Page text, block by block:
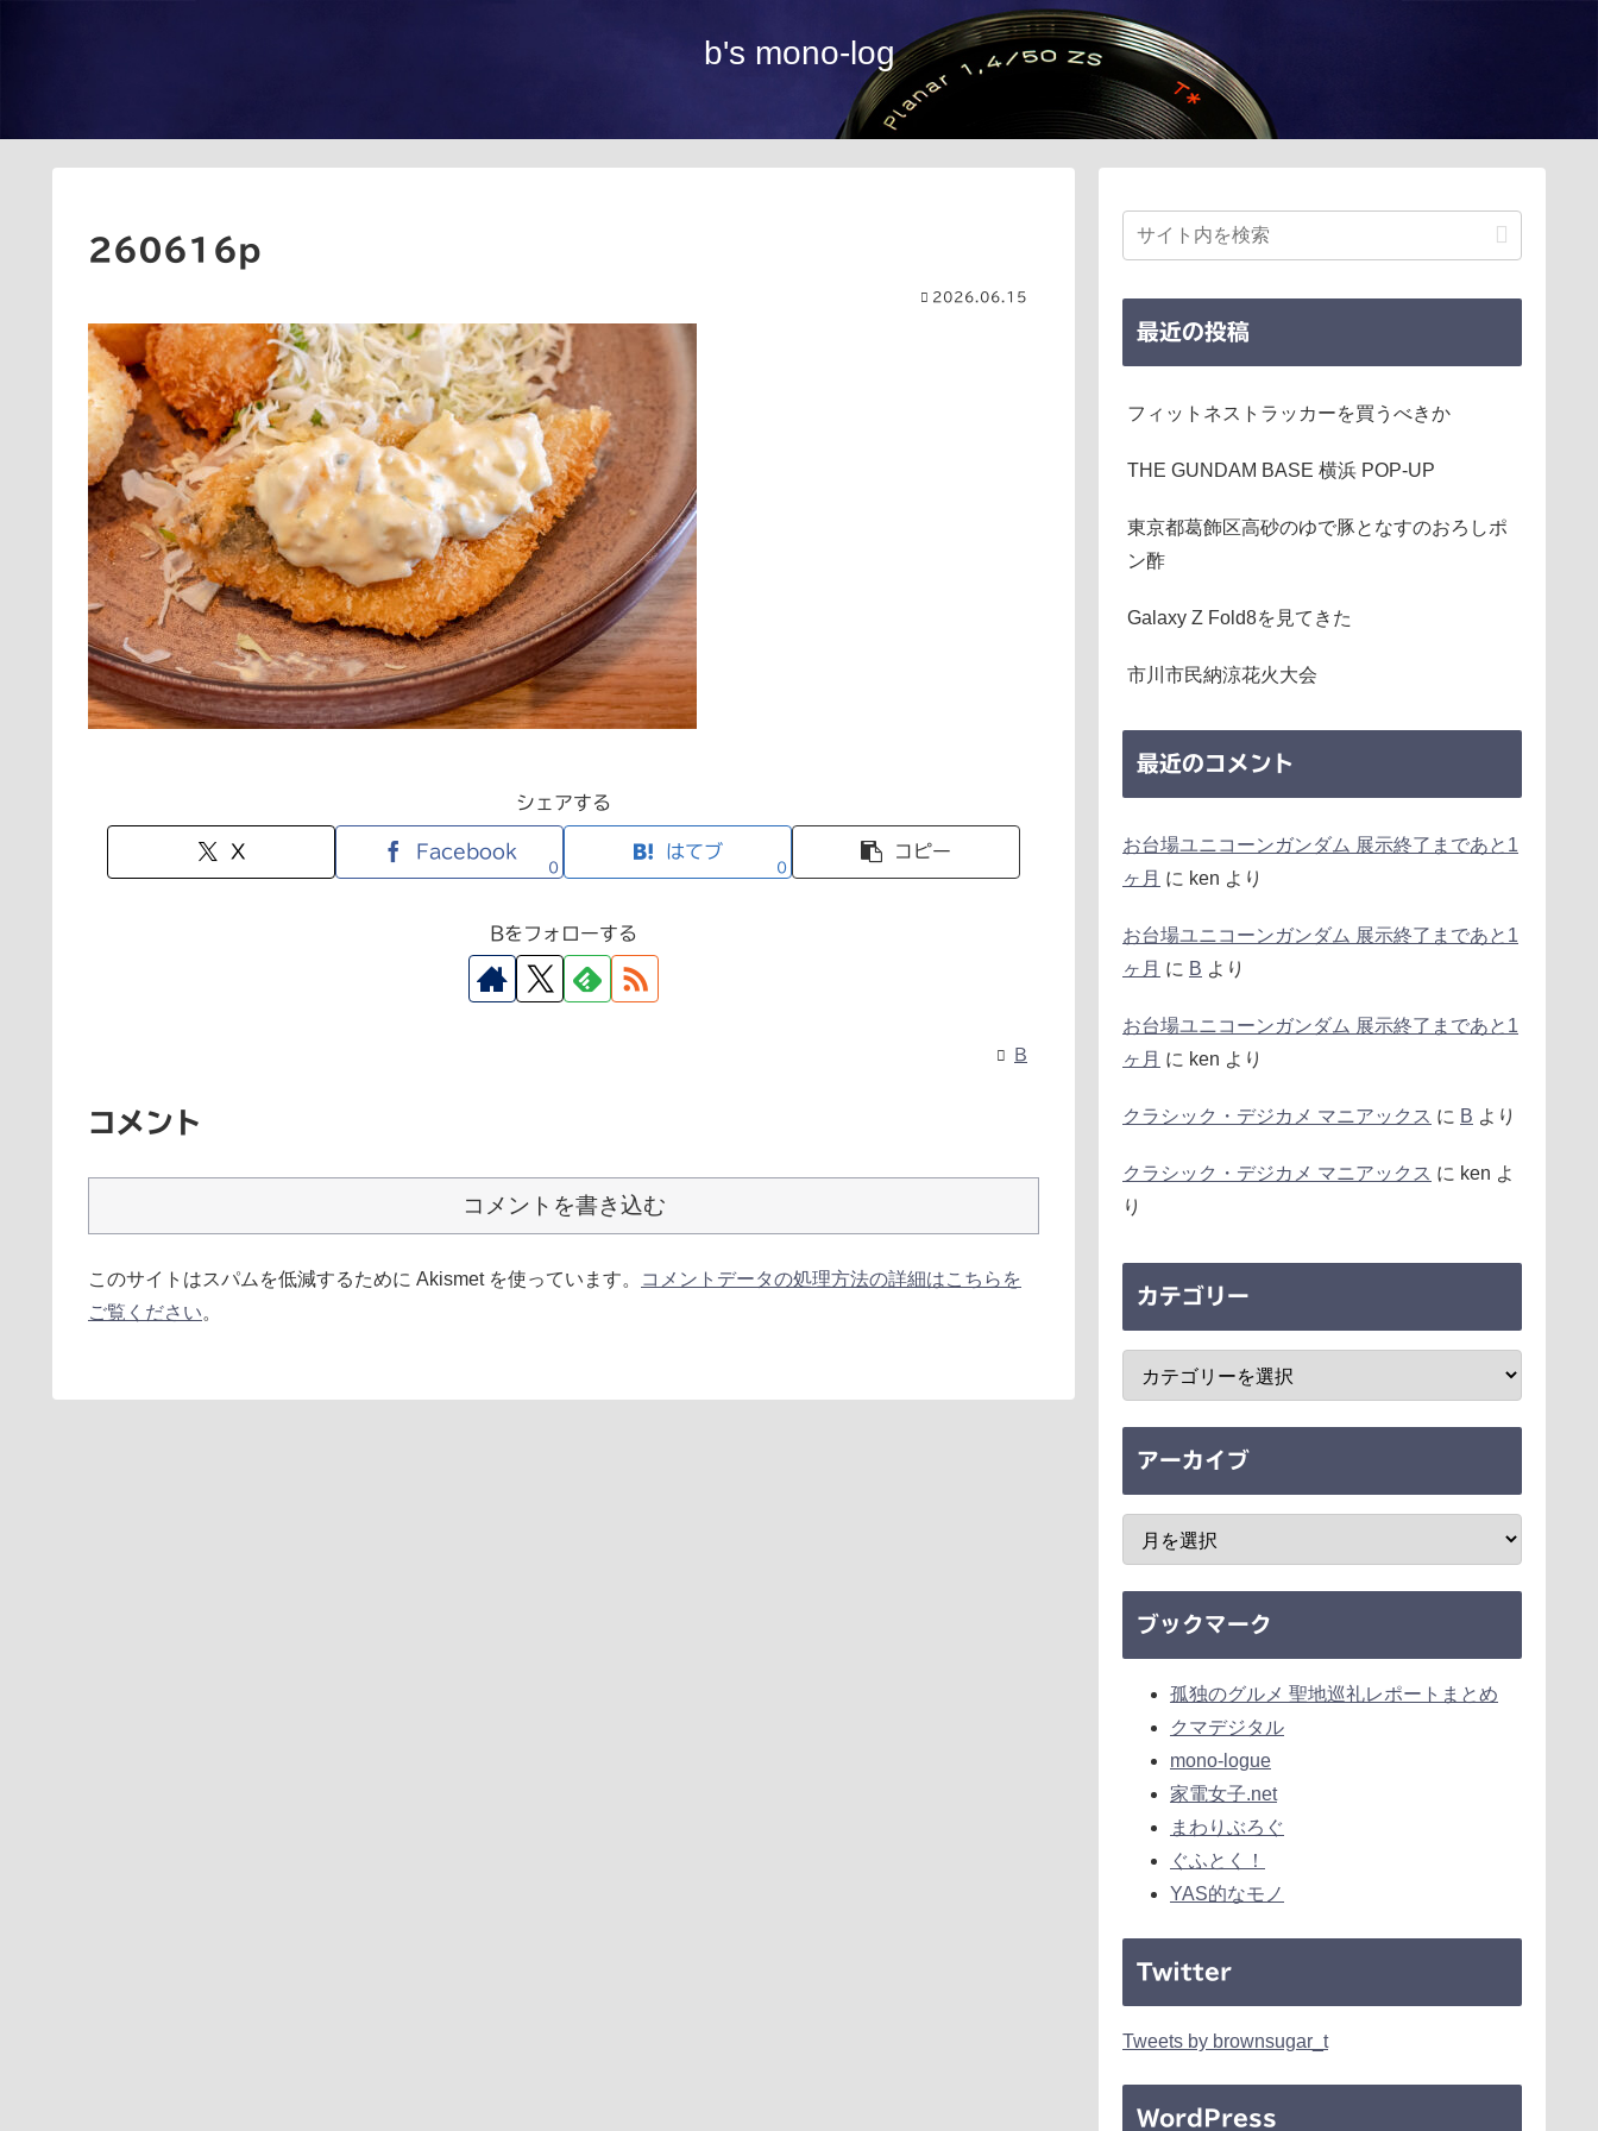
b's mono-log
260616p
2026.06.15
シェアする
X Facebook
0
はてブ
0
コピー
Bをフォローする
B
コメント
コメントを書き込む
このサイトはスパムを低減するために Akismet を使っています。
コメントデータの処理方法の詳細はこちらを
ご覧ください。
最近の投稿
フィットネストラッカーを買うべきか
THE GUNDAM BASE 横浜 POP-UP
東京都葛飾区高砂のゆで豚となすのおろしポ
ン酢
Galaxy Z Fold8を見てきた
市川市民納涼花火大会
最近のコメント
お台場ユニコーンガンダム 展示終了まであと1
ヶ月 に ken より
お台場ユニコーンガンダム 展示終了まであと1
ヶ月 に B より
お台場ユニコーンガンダム 展示終了まであと1
ヶ月 に ken より
クラシック・デジカメ マニアックス に B より
クラシック・デジカメ マニアックス に ken よ
り
カテゴリー
アーカイブ
ブックマーク
孤独のグルメ 聖地巡礼レポートまとめ
クマデジタル
mono-logue
家電女子.net
まわりぶろぐ
ぐふとく！
YAS的なモノ
Twitter
Tweets by brownsugar_t
WordPress